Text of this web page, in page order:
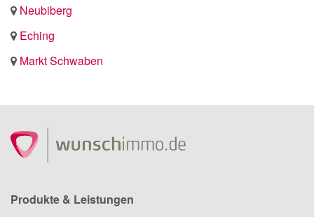
Neubiberg
Eching
Markt Schwaben
Produkte & Leistungen